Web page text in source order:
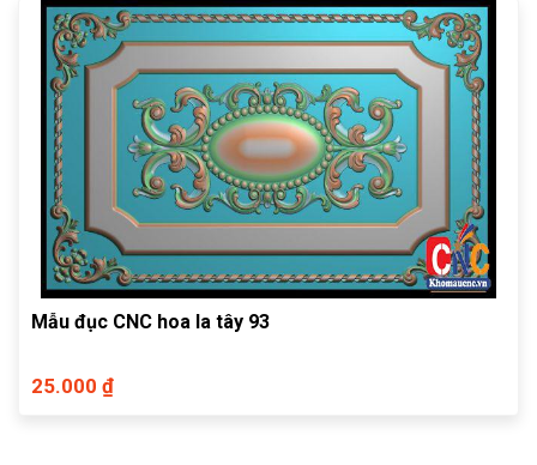
Mẫu đục CNC hoa la tây 93
25.000 ₫